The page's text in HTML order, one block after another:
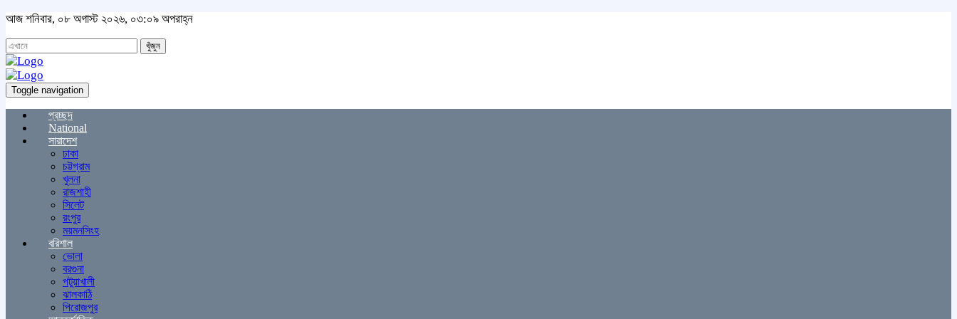
আজ শনিবার, ০৮ অগাস্ট ২০২৬, ০৩:০৯ অপরাহ্ন
খুঁজুন
Toggle navigation
প্রচ্ছদ
National
সারাদেশ
ঢাকা
চট্টগ্রাম
খুলনা
রাজশাহী
সিলেট
রংপুর
ময়মনসিংহ
বরিশাল
ভোলা
বরগুনা
পটুয়াখালী
ঝালকাঠি
পিরোজপুর